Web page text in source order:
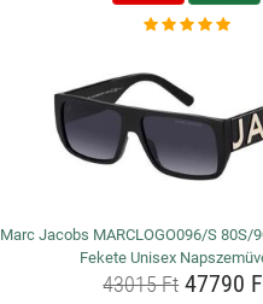
Marc Jacobs MARCLOGO096/S 80S/
Fekete Unisex
43015 Ft47790